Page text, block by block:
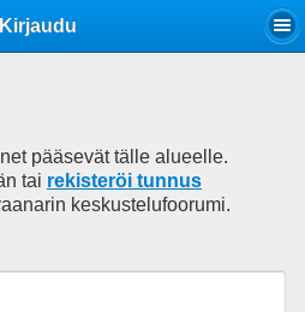
Kirjaudu
pääsevät tälle alueelle.
tai rekisteröi tunnus
keskustelufoorumi.